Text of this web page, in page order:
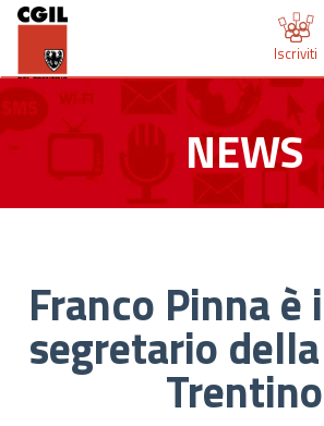
Iscriviti
NEWS
Franco Pinna è
segretario
Trentino